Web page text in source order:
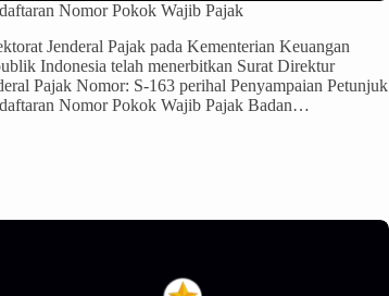
Nomor Pokok Wajib Pajak
Jenderal Pajak pada Kementerian Keuangan
Indonesia telah menerbitkan Surat Direktur
Pajak Nomor: S-163 perihal Penyampaian Petunjuk
Nomor Pokok Wajib Pajak Badan…